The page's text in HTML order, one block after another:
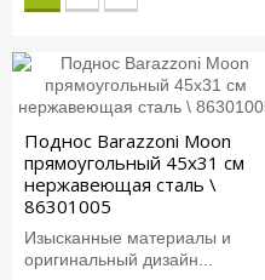
Поднос Barazzoni Moon
прямоугольный 45x31 см
нержавеющая сталь \
86301005
Изысканные материалы и
оригинальный дизайн...